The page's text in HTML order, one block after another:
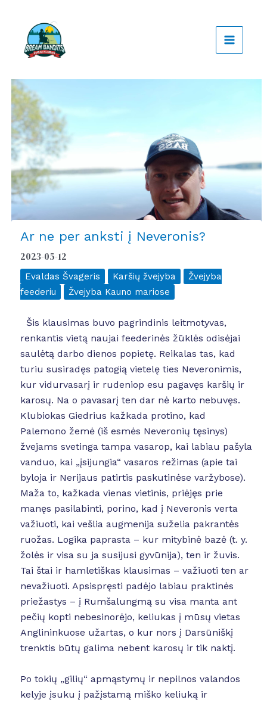
turinio
Ar ne per anksti į Neveronis?
2023-05-12
Evaldas Švageris Karšių žvejyba
Žvejyba
feederiu
Žvejyba Kauno mariose
Šis klausimas buvo pagrindinis leitmotyvas,
renkantis vietą naujai feederinės žūklės odisėjai
saulėtą darbo dienos popietę. Reikalas tas, kad
turiu susiradęs patogią vietelę ties Neveronimis,
kur vidurvasarį ir rudeniop esu pagavęs karšių ir
karosų. Na o pavasarį ten dar nė karto nebuvęs.
Klubiokas Giedrius kažkada protino, kad
Palemono žemė (iš esmės Neveronių tęsinys)
žvejams svetinga tampa vasarop, kai labiau pašyla
vanduo, kai „įsijungia“ vasaros režimas (apie tai
byloja ir Nerijaus patirtis paskutinėse varžybose).
Maža to, kažkada vienas vietinis, priėjęs prie
manęs pasilabinti, porino, kad į Neveronis verta
važiuoti, kai vešlia augmenija suželia pakrantės
ruožas. Logika paprasta – kur mitybinė bazė (t. y.
žolės ir visa su ja susijusi gyvūnija), ten ir žuvis.
Tai štai ir hamletiškas klausimas – važiuoti ten ar
nevažiuoti. Apsispręsti padėjo labiau praktinės
priežastys – į Rumšalungmą su visa manta ant
pečių kopti nebesinorėjo, keliukas į mūsų vietas
Anglininkuose užartas, o kur nors į Darsūniškį
trenktis būtų galima nebent karosų ir tik naktį.
Po tokių „gilių“ apmąstymų ir nepilnos valandos
kelyje įsuku į pažįstamą miško keliuką ir